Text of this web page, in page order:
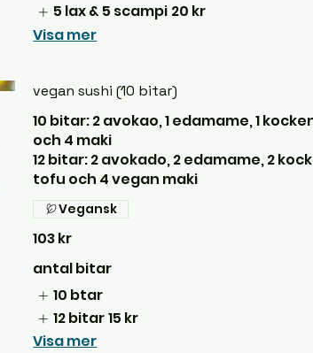
5 lax & 5 scampi 20 kr
Visa mer
vegan sushi (10 bitar)
10 bitar: 2 avokao, 1 edamame, 1
och 4 maki
12 bitar: 2 avokado, 2 edamame, 2
tofu och 4 vegan maki
103 kr
Vegansk
antal bitar
10 btar
12 bitar15 kr
Visa mer